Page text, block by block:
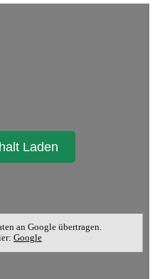
Laden
an Google übertragen.
Google